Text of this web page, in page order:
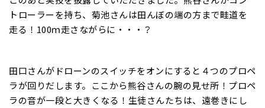
トローラーを持ち、菊池さんは田んぼの端の方まで畦道を
走る！100ｍ走さながらに・・・？
田口さんがドローンのスイッチをオンにすると４つのプロペ
ラが回りだします。ここから熊谷さんの腕の見せ所！プロペ
ラの音が一段と大きくなる！生徒さんたちは、遠巻きにし